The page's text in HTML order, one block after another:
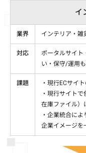
イ
業界 インテリア・雑
対応
ポータルサイト
い・保守/運用
課題
・現行ECサイ
・現行サイト
在庫ファイル）
・企業統合によ
企業イメージを